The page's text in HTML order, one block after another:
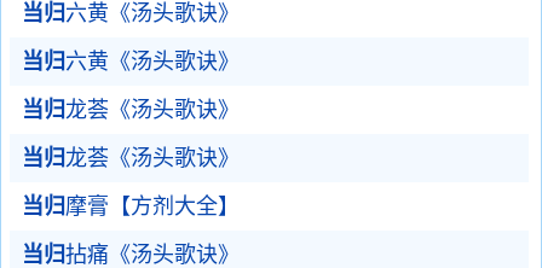
当归 六黄《汤头歌诀》
当归 六黄《汤头歌诀》
当归 龙荟《汤头歌诀》
当归 龙荟《汤头歌诀》
当归 摩膏【方剂大全】
当归拈痛《汤头歌诀》